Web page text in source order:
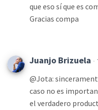
que eso sí que es
Gracias compa
Juanjo Brizuela
@Jota:
caso no es
el verdadero